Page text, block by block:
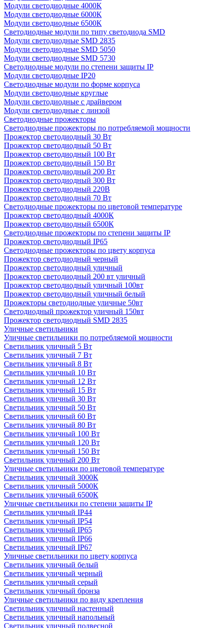
Модули светодиодные 4000К
Модули светодиодные 6000К
Модули светодиодные 6500К
Светодиодные модули по типу светодиода SMD
Модули светодиодные SMD 2835
Модули светодиодные SMD 5050
Модули светодиодные SMD 5730
Светодиодные модули по степени защиты IP
Модули светодиодные IP20
Светодиодные модули по форме корпуса
Модули светодиодные круглые
Модули светодиодные с драйвером
Модули светодиодные с линзой
Светодиодные прожекторы
Светодиодные прожекторы по потребляемой мощности
Прожектор светодиодный 30 Вт
Прожектор светодиодный 50 Вт
Прожектор светодиодный 100 Вт
Прожектор светодиодный 150 Вт
Прожектор светодиодный 200 Вт
Прожектор светодиодный 300 Вт
Прожектор светодиодный 220В
Прожектор светодиодный 70 Вт
Светодиодные прожекторы по цветовой температуре
Прожектор светодиодный 4000К
Прожектор светодиодный 6500К
Светодиодные прожекторы по степени защиты IP
Прожектор светодиодный IP65
Светодиодные прожекторы по цвету корпуса
Прожектор светодиодный черный
Прожектор светодиодный уличный
Прожектор светодиодный 200 вт уличный
Прожектор светодиодный уличный 100вт
Прожектор светодиодный уличный белый
Прожекторы светодиодные уличные 50вт
Светодиодный прожектор уличный 150вт
Прожектор светодиодный SMD 2835
Уличные светильники
Уличные светильники по потребляемой мощности
Светильник уличный 5 Вт
Светильник уличный 7 Вт
Светильник уличный 8 Вт
Светильник уличный 10 Вт
Светильник уличный 12 Вт
Светильник уличный 15 Вт
Светильник уличный 30 Вт
Светильник уличный 50 Вт
Светильник уличный 60 Вт
Светильник уличный 80 Вт
Светильник уличный 100 Вт
Светильник уличный 120 Вт
Светильник уличный 150 Вт
Светильник уличный 200 Вт
Уличные светильники по цветовой температуре
Cветильник уличный 3000К
Cветильник уличный 5000К
Cветильник уличный 6500К
Уличные светильники по степени защиты IP
Светильник уличный IP44
Светильник уличный IP54
Светильник уличный IP65
Светильник уличный IP66
Светильник уличный IP67
Уличные светильники по цвету корпуса
Светильник уличный белый
Светильник уличный черный
Светильник уличный серый
Светильник уличный бронза
Уличные светильники по виду крепления
Светильник уличный настенный
Светильник уличный напольный
Светильник уличный подвесной